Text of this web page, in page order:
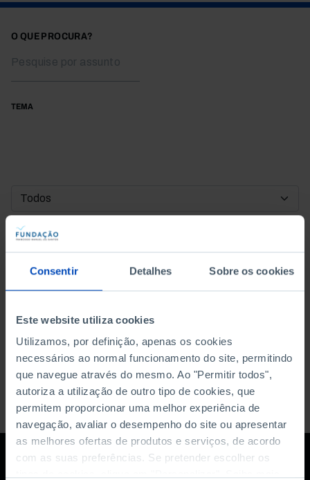
Consentir Detalhes Sobre os cookies
Este website utiliza cookies
Utilizamos, por definição, apenas os cookies
necessários ao normal funcionamento do site, permitindo
que navegue através do mesmo. Ao "Permitir todos",
autoriza a utilização de outro tipo de cookies, que
permitem proporcionar uma melhor experiência de
navegação, avaliar o desempenho do site ou apresentar
as melhores ofertas de produtos e serviços, de acordo
com as suas preferências. Se pretender escolher os
O QUE PROCURA?
TEMA
DATA DE INÍCIO
DATA DE FIM